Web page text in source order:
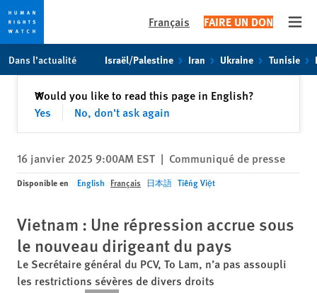
toto
content
Français FAIRE UN DON
Dans l’actualité Israël/Palestine Iran Ukraine Tunisie
Would you like to read this page in English?
Yes
No, don't ask again
✕Fermer
16 janvier 2025 9:00AM EST | Communiqué de presse
Disponible en English Français 日本語 Tiếng Việt
Vietnam : Une répression accrue sous
le nouveau dirigeant du pays
Le Secrétaire général du PCV, To Lam, n’a pas assoupli
les restrictions sévères de divers droits